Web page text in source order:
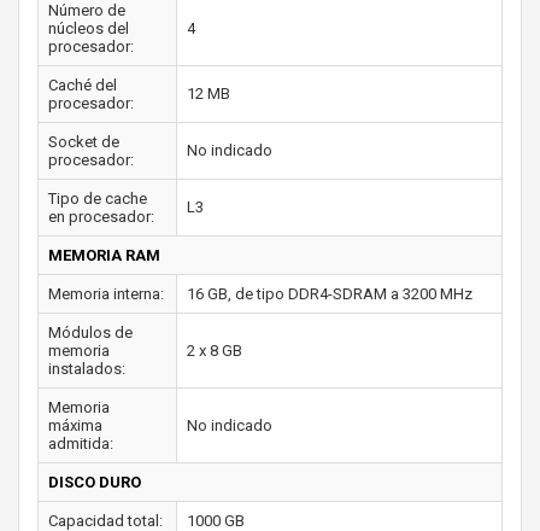
Número de
núcleos del
procesador:
4
Caché del
procesador:
12 MB
Socket de
procesador:
No indicado
Tipo de cache
en procesador:
L3
MEMORIA RAM
Memoria interna: 16 GB, de tipo DDR4-SDRAM a 3200 MHz
Módulos de
memoria
instalados:
2 x 8 GB
Memoria
máxima
admitida:
No indicado
DISCO DURO
Capacidad total: 1000 GB